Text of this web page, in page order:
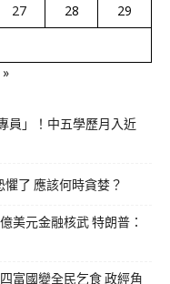
27 28
29
員」！中五學歷月入近
了 應該何時貪婪？
美元金融核武 特朗普：
富國變全民乞食 政經角